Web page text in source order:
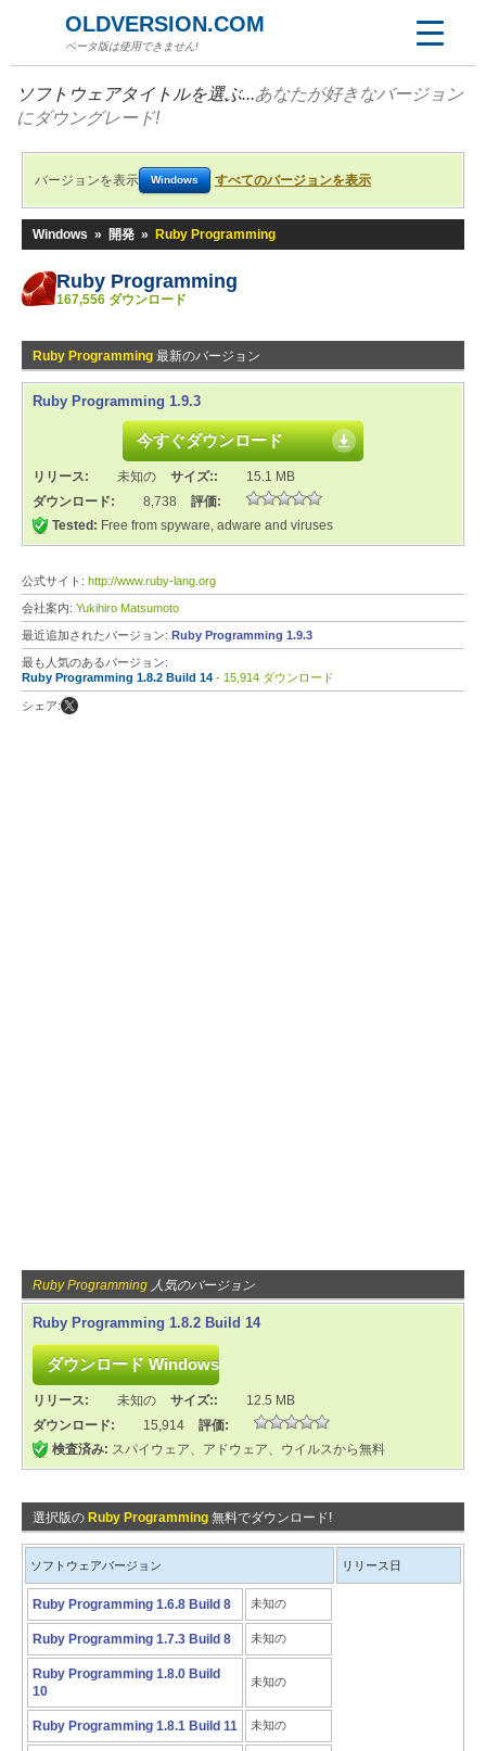
OLDVERSION.COM
ベータ版は使用できません!
ソフトウェアタイトルを選ぶ...あなたが好きなバージョン
にダウングレード!
バージョンを表示 Windows すべてのバージョンを表示
Windows » 開発 » Ruby Programming
Ruby Programming
167,556 ダウンロード
Ruby Programming 最新のバージョン
Ruby Programming 1.9.3
今すぐダウンロード
リリース: 未知の サイズ::
15.1 MB
ダウンロード:
8,738
評価:
Tested: Free from spyware, adware and viruses
公式サイト: http://www.ruby-lang.org
会社案内: Yukihiro Matsumoto
最近追加されたバージョン: Ruby Programming 1.9.3
最も人気のあるバージョン:
Ruby Programming 1.8.2 Build 14 - 15,914 ダウンロード
シェア:
Ruby Programming 人気のバージョン
Ruby Programming 1.8.2 Build 14
リリース: 未知の サイズ::
12.5 MB
ダウンロード:
15,914
評価:
検査済み: スパイウェア、アドウェア、ウイルスから無料
選択版の Ruby Programming 無料でダウンロード!
ソフトウェアバージョン リリース日
Ruby Programming 1.6.8 Build 8 未知の
Ruby Programming 1.7.3 Build 8 未知の
Ruby Programming 1.8.0 Build
10
未知の
Ruby Programming 1.8.1 Build 11 未知の